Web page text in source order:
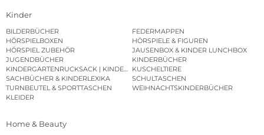
Kinder
BILDERBÜCHER
FEDERMAPPEN
HÖRSPIELBOXEN
HÖRSPIELE & FIGUREN
HÖRSPIEL ZUBEHÖR
JAUSENBOX & KINDER LUNCHBOX
JUGENDBÜCHER
KINDERBÜCHER
KINDERGARTENRUCKSACK | KINDERGARTENBEUTEL
KUSCHELTIERE
SACHBÜCHER & KINDERLEXIKA
SCHULTASCHEN
TURNBEUTEL & SPORTTASCHEN
WEIHNACHTSKINDERBÜCHER
KLEIDER
Home & Beauty